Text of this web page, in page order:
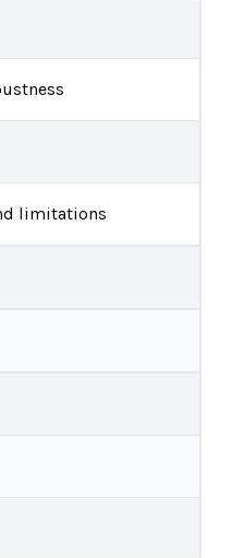
limitations